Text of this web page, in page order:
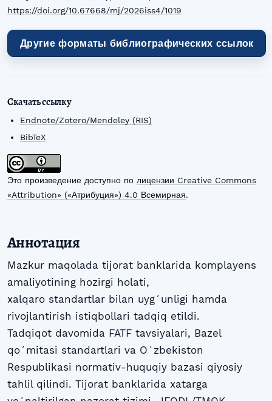
https://doi.org/10.67668/mj/2026iss4/1019
Другие форматы библиографических ссылок
Скачать ссылку
Endnote/Zotero/Mendeley (RIS)
BibTeX
Это произведение доступно по лицензии Creative Commons
«Attribution» («Атрибуция») 4.0 Всемирная.
Аннотация
Mazkur maqolada tijorat banklarida komplayens
amaliyotining hozirgi holati,
xalqaro standartlar bilan uygʻunligi hamda
rivojlantirish istiqbollari tadqiq etildi.
Tadqiqot davomida FATF tavsiyalari, Bazel
qoʻmitasi standartlari va Oʻzbekiston
Respublikasi normativ-huquqiy bazasi qiyosiy
tahlil qilindi. Tijorat banklarida xatarga